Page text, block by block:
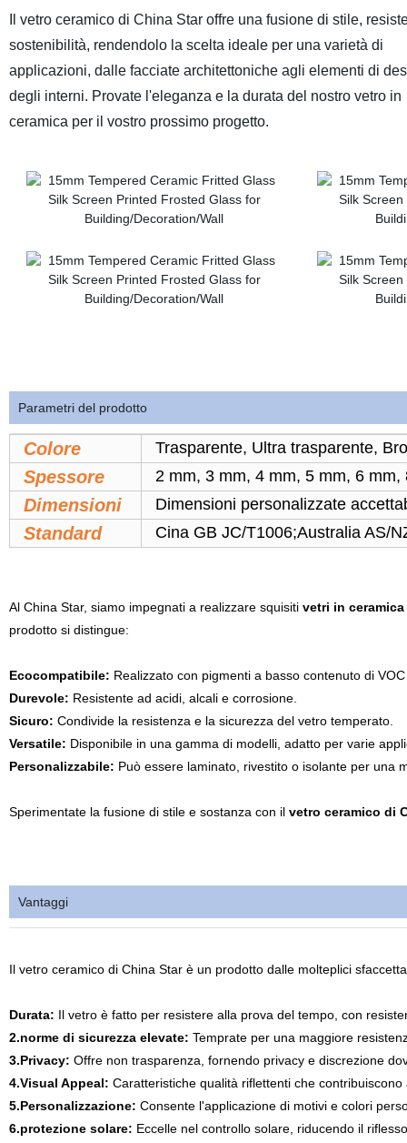
Il vetro ceramico di China Star offre una fusione di stile,
sostenibilità, rendendolo la scelta ideale per una varietà di
applicazioni, dalle facciate architettoniche agli elementi di
degli interni. Provate l'eleganza e la durata del nostro vetro in
ceramica per il vostro prossimo progetto.
Parametri del prodotto
Colore Trasparente, Ultra trasparente,
Spessore 2 mm, 3 mm, 4 mm, 5 mm, 6
Dimensioni Dimensioni personalizzate
Standard Cina GB JC/T1006;Australia AS/
Al China Star, siamo impegnati a realizzare squisitivetri in ceramica
prodotto si distingue:
Ecocompatibile: Realizzato con pigmenti a basso contenuto di
Durevole: Resistente ad acidi, alcali e corrosione.
Sicuro: Condivide la resistenza e la sicurezza del vetro temperato.
Versatile: Disponibile in una gamma di modelli, adatto per varie
Personalizzabile: Può essere laminato, rivestito o isolante per una
Sperimentate la fusione di stile e sostanza con ilvetro ceramico di
Vantaggi
Il vetro ceramico di China Star è un prodotto dalle molteplici
Durata: Il vetro è fatto per resistere alla prova del tempo, con
2.norme di sicurezza elevate: Temprate per una maggiore
3.Privacy: Offre non trasparenza, fornendo privacy e discrezione
4.Visual Appeal: Caratteristiche qualità riflettenti che
5.Personalizzazione: Consente l'applicazione di motivi e colori
6.protezione solare: Eccelle nel controllo solare, riducendo il